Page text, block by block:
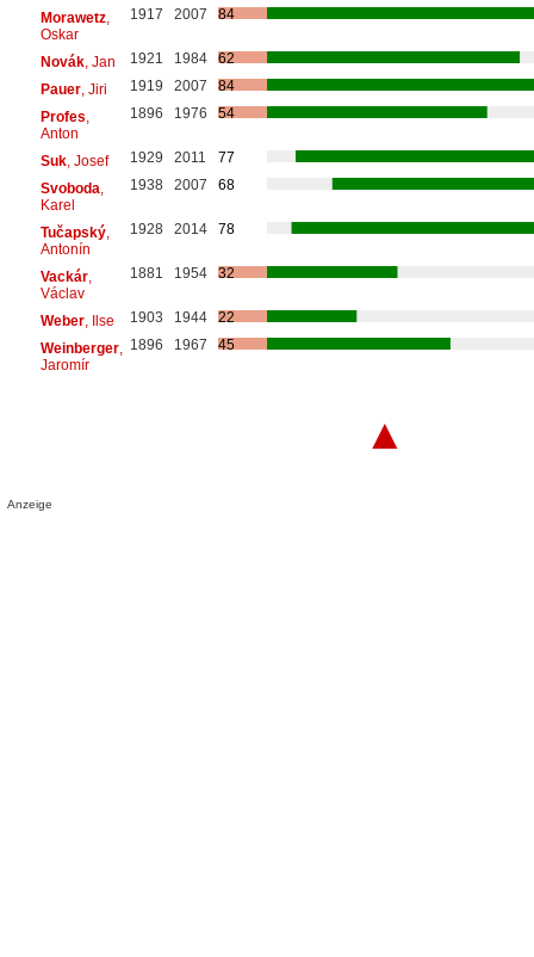
Morawetz,
Oskar
1917 2007 84
Novák, Jan 1921 1984
62
Pauer, Jiri 1919 2007
84
Profes
Anton
1896 1976 54
Suk, Josef 1929 2011
77
Svoboda
Karel
1938 2007 68
Tučapský,
Antonín
1928 2014 78
Vackár,
Václav
1881 1954 32
Weber, Ilse 1903 1944
22
Weinberger,
Jaromír
1896 1967 45
▲
Anzeige